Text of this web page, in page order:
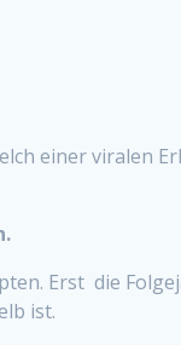
einer viralen
Erst die
ist.